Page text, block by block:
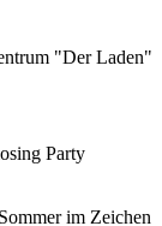
"Der Laden"
Party
im Zeichen